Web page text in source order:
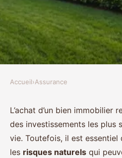
Comment se
risques naturels
d'un bien
Accueil›Assurance
L’achat d’un bien immobilier
des investissements les plus
vie. Toutefois, il est
les risques naturels qui